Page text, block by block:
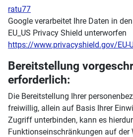
ratu77
Google verarbeitet Ihre Daten in
EU_US Privacy Shield unterworfen
https://www.privacyshield.gov/EU-
Bereitstellung
erforderlich:
Die Bereitstellung Ihrer
freiwillig, allein auf Basis Ihrer
Zugriff unterbinden, kann es
Funktionseinschränkungen auf der